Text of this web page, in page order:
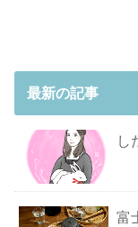
最新の記事
し
富